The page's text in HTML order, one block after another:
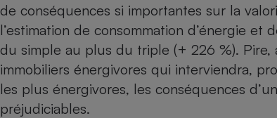
de conséquences si importantes sur la
l’estimation de consommation d’énergie
du simple au plus du triple (+ 226 %).
immobiliers énergivores qui interviendra,
les plus énergivores, les conséquences
préjudiciables.
Lave-